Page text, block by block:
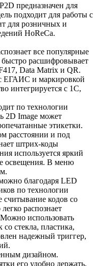
предназначен для
подходит для работы с
для розничных и
HoReCa.
все популярные
расшифровывает
Data Matrix и QR.
ЕГАИС и маркировкой
интегрируется с 1С,
по технологии
2D Image может
этикетки.
расстоянии и под
штрих-коды
используется яркий
освещения. В меню
благодаря LED
по технологии
считывание кодов со
распознает
использовать
стекла, пластика,
надежный триггер,
дизайном.
его удобно держать.